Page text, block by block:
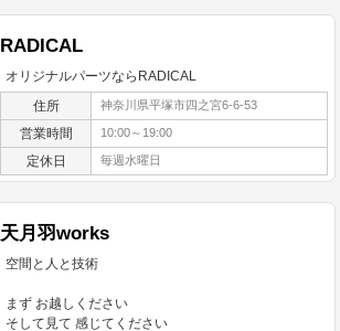
RADICAL
オリジナルパーツならRADICAL
住所 神奈川県平塚市四之宮6-6-53
営業時間 10:00～19:00
定休日 毎週水曜日
天月羽works
空間と人と技術
まず お越しください
そして見て 感じてください